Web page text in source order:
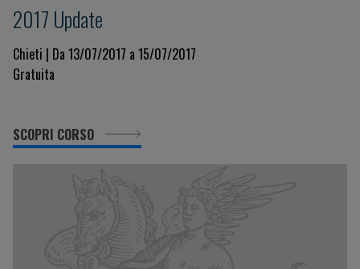
2017 Update
Chieti | Da 13/07/2017 a 15/07/2017
Gratuita
SCOPRI CORSO